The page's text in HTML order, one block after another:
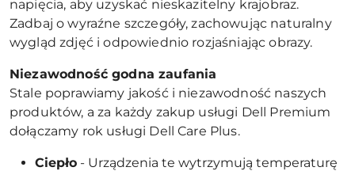
napięcia, aby uzyskać nieskazitelny krajobraz.
Zadbaj o wyraźne szczegóły, zachowując naturalny
wygląd zdjęć i odpowiednio rozjaśniając obrazy.
Niezawodność godna zaufania
Stale poprawiamy jakość i niezawodność naszych
produktów, a za każdy zakup usługi Dell Premium
dołączamy rok usługi Dell Care Plus.
Ciepło - Urządzenia te wytrzymują temperaturę